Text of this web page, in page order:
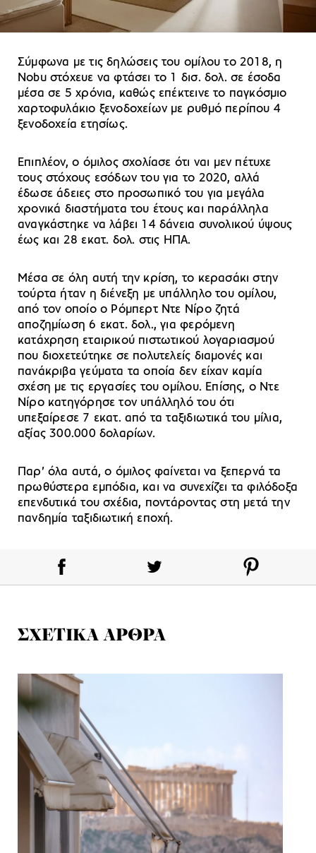
Σύμφωνα με τις δηλώσεις του ομίλου το 2018, η
Nobu στόχευε να φτάσει το 1 δισ. δολ. σε έσοδα
μέσα σε 5 χρόνια, καθώς επέκτεινε το παγκόσμιο
χαρτοφυλάκιο ξενοδοχείων με ρυθμό περίπου 4
ξενοδοχεία ετησίως.
Επιπλέον, ο όμιλος σχολίασε ότι ναι μεν πέτυχε
τους στόχους εσόδων του για το 2020, αλλά
έδωσε άδειες στο προσωπικό του για μεγάλα
χρονικά διαστήματα του έτους και παράλληλα
αναγκάστηκε να λάβει 14 δάνεια συνολικού ύψους
έως και 28 εκατ. δολ. στις ΗΠΑ.
Μέσα σε όλη αυτή την κρίση, το κερασάκι στην
τούρτα ήταν η διένεξη με υπάλληλο του ομίλου,
από τον οποίο ο Ρόμπερτ Ντε Νίρο ζητά
αποζημίωση 6 εκατ. δολ., για φερόμενη
κατάχρηση εταιρικού πιστωτικού λογαριασμού
που διοχετεύτηκε σε πολυτελείς διαμονές και
πανάκριβα γεύματα τα οποία δεν είχαν καμία
σχέση με τις εργασίες του ομίλου. Επίσης, ο Ντε
Νίρο κατηγόρησε τον υπάλληλό του ότι
υπεξαίρεσε 7 εκατ. από τα ταξιδιωτικά του μίλια,
αξίας 300.000 δολαρίων.
Παρ’ όλα αυτά, ο όμιλος φαίνεται να ξεπερνά τα
πρωθύστερα εμπόδια, και να συνεχίζει τα φιλόδοξα
επενδυτικά του σχέδια, ποντάροντας στη μετά την
πανδημία ταξιδιωτική εποχή.
ΣΧΕΤΙΚΑ ΑΡΘΡΑ